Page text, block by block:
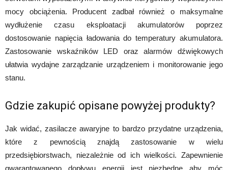
mocy obciążenia. Producent zadbał również o maksymalne
wydłużenie czasu eksploatacji akumulatorów poprzez
dostosowanie napięcia ładowania do temperatury akumulatora.
Zastosowanie wskaźników LED oraz alarmów dźwiękowych
ułatwia wydajne zarządzanie urządzeniem i monitorowanie jego
stanu.
Gdzie zakupić opisane powyżej produkty?
Jak widać, zasilacze awaryjne to bardzo przydatne urządzenia,
które z pewnością znajdą zastosowanie w wielu
przedsiębiorstwach, niezależnie od ich wielkości. Zapewnienie
gwarantowanego dopływu energii jest niezbędne aby móc